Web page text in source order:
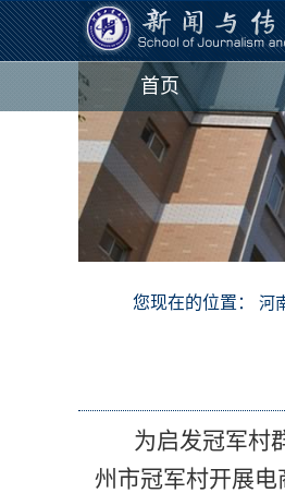
首页
您现在的位置： 河
为启发冠军村
州市冠军村开展电